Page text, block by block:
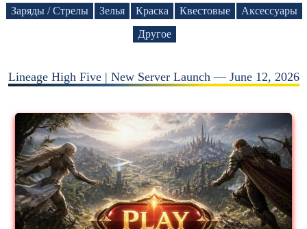
Заряды / Стрелы
Зелья Краска Квестовые
Аксессуары
Другое
Lineage High Five | New Server Launch — June 12, 2026